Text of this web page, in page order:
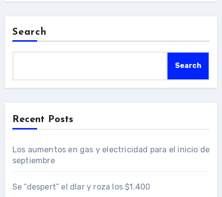
Search
Search
Recent Posts
Los aumentos en gas y electricidad para el inicio de
septiembre
Se “despert” el dlar y roza los $1.400